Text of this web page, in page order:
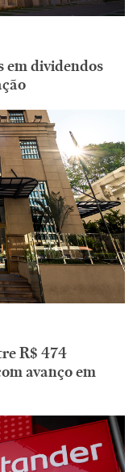
em dividendos
R$ 474
avanço em